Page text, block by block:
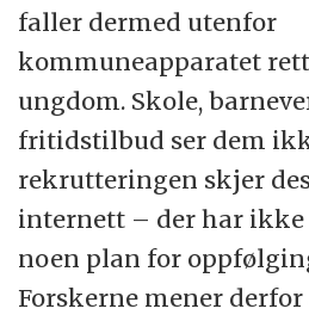
faller dermed utenfor
kommuneapparatet
ungdom. Skole,
fritidstilbud ser dem
rekrutteringen skjer
internett – der har
noen plan for
Forskerne mener